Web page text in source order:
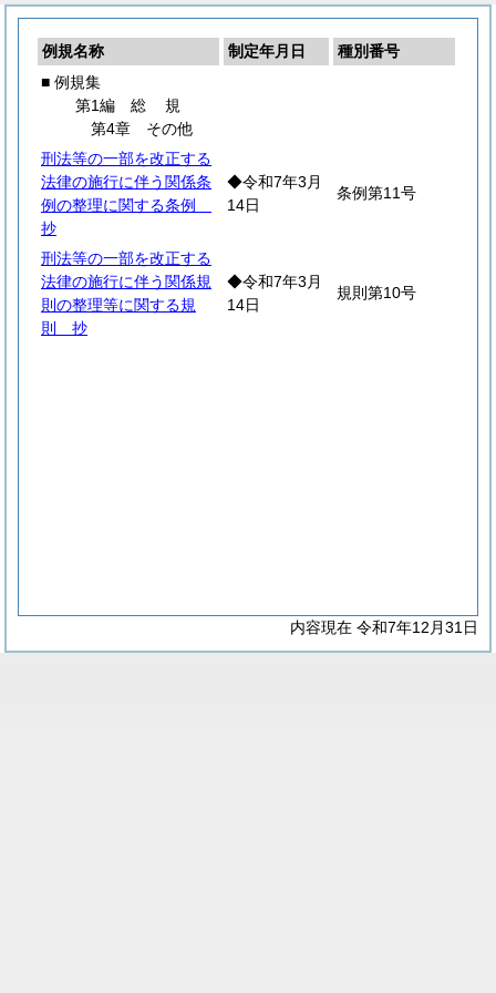
例規名称 制定年月日
種別番号
■ 例規集
第1編 総規
第4章 その他
刑法等の一部を改正する
法律の施行に伴う関係条
例の整理に関する条例
抄
◆令和7年3月
14日
条例第11号
刑法等の一部を改正する
法律の施行に伴う関係規
則の整理等に関する規
則 抄
◆令和7年3月
14日
規則第10号
内容現在 令和7年12月31日